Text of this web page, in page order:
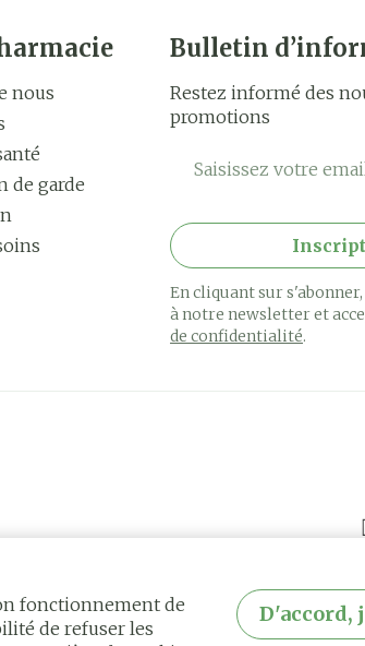
fonctionnement de
de refuser les
D'accord,
nous
de garde
Bulletin
Restez informé des
promotions
En cliquant sur
à notre newsletter et
de confidentialité.